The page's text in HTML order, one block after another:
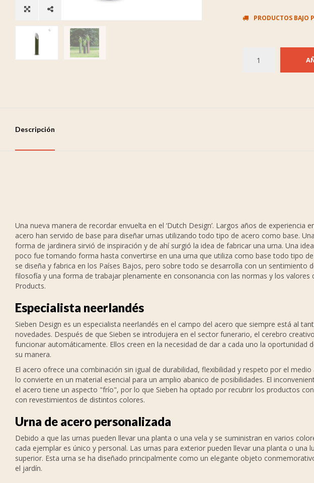
PRODUCTOS BAJO
Descripción
Una nueva manera de recordar envuelta en el ‘Dutch Design’. Largos años de experiencia
acero han servido de base para diseñar urnas utilizando todo tipo de acero como base.
forma de jardinera sirvió de inspiración y de ahí surgió la idea de fabricar una urna. Una
poco fue tomando forma hasta convertirse en una urna que utiliza como base todo tipo
se diseña y fabrica en los Países Bajos, pero sobre todo se desarrolla con un sentimiento
filosofía y una forma de trabajar plenamente en consonancia con las normas y los valores
Products.
Especialista neerlandés
Sieben Design es un especialista neerlandés en el campo del acero que siempre está al
novedades. Después de que Sieben se introdujera en el sector funerario, el cerebro
funcionar automáticamente. Ellos creen en la necesidad de dar a cada uno la oportunidad
su manera.
El acero ofrece una combinación sin igual de durabilidad, flexibilidad y respeto por el
lo convierte en un material esencial para un amplio abanico de posibilidades. El
el acero tiene un aspecto "frío", por lo que Sieben ha optado por recubrir los productos
con revestimientos de distintos colores.
Urna de acero personalizada
Debido a que las urnas pueden llevar una planta o una vela y se suministran en varios
cada ejemplar es único y personal. Las urnas para exterior pueden llevar una planta o una
superior. Esta urna se ha diseñado principalmente como un elegante objeto
el jardín.